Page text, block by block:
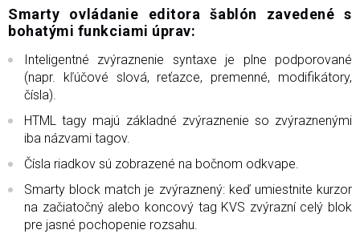
Smarty ovládanie editora šablón zavedené s
bohatými funkciami úprav:
Inteligentné zvýraznenie syntaxe je plne podporované
(napr. kľúčové slová, reťazce, premenné, modifikátory,
čísla).
HTML tagy majú základné zvýraznenie so zvýraznenými
iba názvami tagov.
Čísla riadkov sú zobrazené na bočnom odkvape.
Smarty block match je zvýraznený: keď umiestnite kurzor
na začiatočný alebo koncový tag KVS zvýrazní celý blok
pre jasné pochopenie rozsahu.